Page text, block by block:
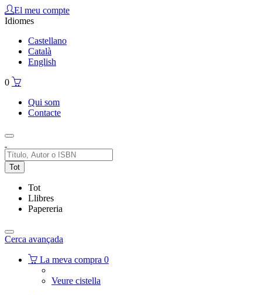
El meu compte
Idiomes
Castellano
Català
English
0
Qui som
Contacte
Tot
Tot
Llibres
Papereria
Cerca avançada
La meva compra 0
Veure cistella